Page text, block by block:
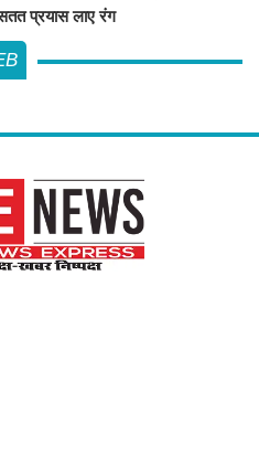
प्रयास लाए रंग